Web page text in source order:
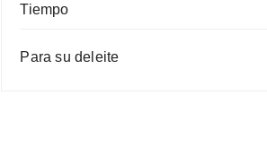
Tiempo
Para su deleite